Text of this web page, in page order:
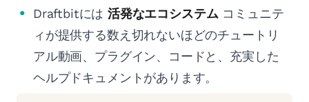
Draftbitには活発なエコシステムコミュニテ
ィが提供する数え切れないほどのチュートリ
アル動画、プラグイン、コードと、充実した
ヘルプドキュメントがあります。